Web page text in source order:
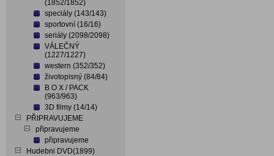
(1852/1852)
speciály (143/143)
sportovní (16/16)
seriály (2098/2098)
VÁLEČNÝ
(1227/1227)
western (352/352)
životopisný (84/84)
B O X / PACK
(963/963)
3D filmy (14/14)
PŘIPRAVUJEME
připravujeme
připravujeme
Hudebni DVD(1899)